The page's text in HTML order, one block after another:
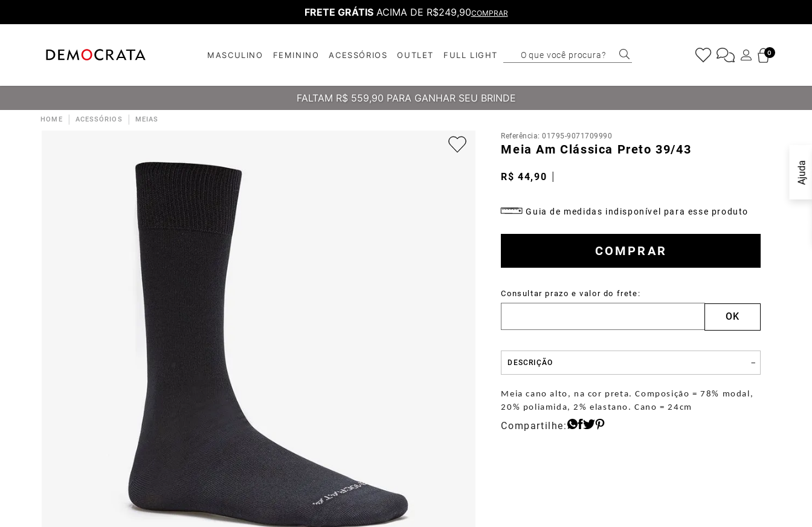
FRETE GRÁTISACIMA DE R$249,90COMPRAR
MASCULINO FEMININO ACESSÓRIOS OUTLET FULL LIGHT O que você procura?
TERMOS MAIS
Cinto
Carteira
Sapato
0
FALTAM R$ 559,90 PARA GANHAR SEU BRINDE
Ajuda
HOME ACESSÓRIOS MEIAS
Referência:01795-9071709990
Meia Am Clássica Preto 39/43
R$ 44,90
Guia de medidas indisponível para esse produto
COMPRAR
DESCRIÇÃO
Meia cano alto, na cor preta. Composição = 78% modal,
20% poliamida, 2% elastano. Cano = 24cm